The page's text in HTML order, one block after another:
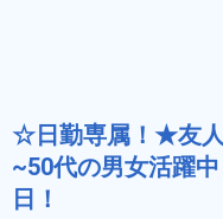
☆日勤専属！★友
~50代の男女活躍
日！